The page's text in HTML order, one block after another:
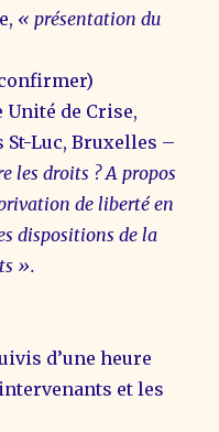
« présentation du
Unité de Crise,
Luc, Bruxelles –
les droits ? A propos
de liberté en
dispositions de la
».
d’une heure
et les